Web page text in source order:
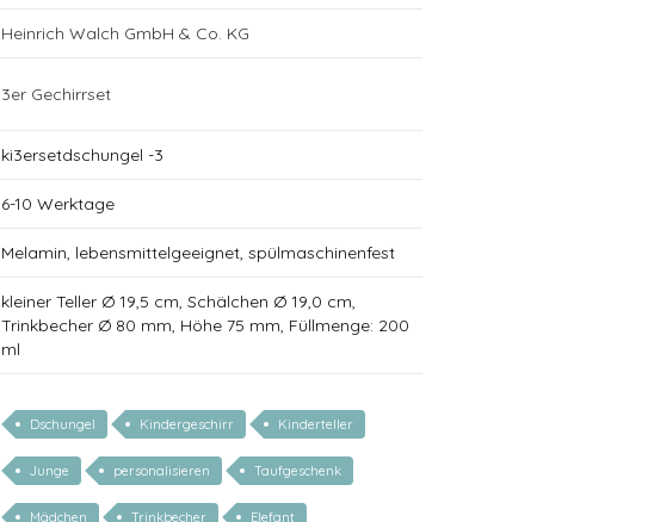
Heinrich Walch GmbH & Co. KG
3er Gechirrset
ki3ersetdschungel -3
6-10 Werktage
Melamin, lebensmittelgeeignet, spülmaschinenfest
kleiner Teller Ø 19,5 cm, Schälchen Ø 19,0 cm,
Trinkbecher Ø 80 mm, Höhe 75 mm, Füllmenge: 200
ml
Dschungel Kindergeschirr Kinderteller
Junge personalisieren Taufgeschenk
Mädchen Trinkbecher Elefant